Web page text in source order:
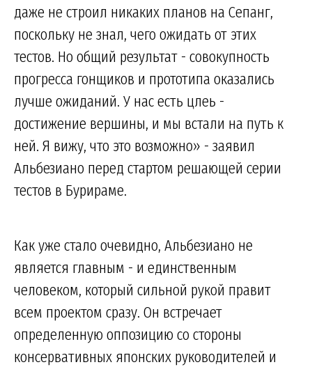
даже не строил никаких планов на Сепанг,
поскольку не знал, чего ожидать от этих
тестов. Но общий результат - совокупность
прогресса гонщиков и прототипа оказались
лучше ожиданий. У нас есть цлеь -
достижение вершины, и мы встали на путь к
ней. Я вижу, что это возможно» - заявил
Альбезиано перед стартом решающей серии
тестов в Бурираме.
Как уже стало очевидно, Альбезиано не
является главным - и единственным
человеком, который сильной рукой правит
всем проектом сразу. Он встречает
определенную оппозицию со стороны
консервативных японских руководителей и